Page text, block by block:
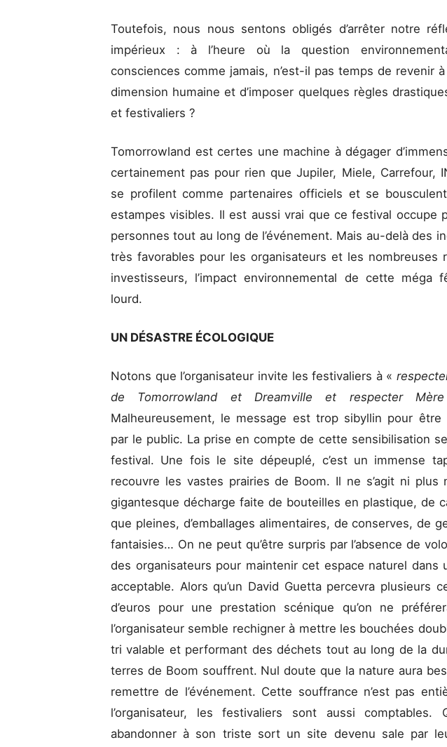
Toutefois, nous nous sentons obligés d’arrêter notre
impérieux : à l’heure où la question
consciences comme jamais, n’est-il pas temps de revenir
dimension humaine et d’imposer quelques règles
et festivaliers ?
Tomorrowland est certes une machine à dégager
certainement pas pour rien que Jupiler, Miele, Carrefour,
se profilent comme partenaires officiels et se
estampes visibles. Il est aussi vrai que ce festival occupe
personnes tout au long de l’événement. Mais au-delà des
très favorables pour les organisateurs et les nombreuses
investisseurs, l’impact environnemental de cette méga
lourd.
UN DÉSASTRE ÉCOLOGIQUE
Notons que l’organisateur invite les festivaliers à «
de Tomorrowland et Dreamville et respecter
Malheureusement, le message est trop sibyllin pour être
par le public. La prise en compte de cette sensibilisation
festival. Une fois le site dépeuplé, c’est un immense
recouvre les vastes prairies de Boom. Il ne s’agit ni plus
gigantesque décharge faite de bouteilles en plastique, de
que pleines, d’emballages alimentaires, de conserves, de
fantaisies… On ne peut qu’être surpris par l’absence de
des organisateurs pour maintenir cet espace naturel dans
acceptable. Alors qu’un David Guetta percevra plusieurs
d’euros pour une prestation scénique qu’on ne
l’organisateur semble rechigner à mettre les bouchées
tri valable et performant des déchets tout au long de la
terres de Boom souffrent. Nul doute que la nature aura
remettre de l’événement. Cette souffrance n’est pas
l’organisateur, les festivaliers sont aussi comptables.
abandonner à son triste sort un site devenu sale par